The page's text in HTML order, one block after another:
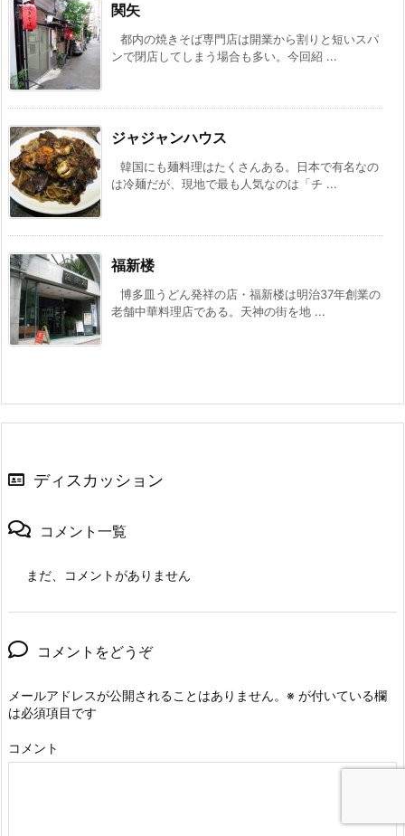
関矢
都内の焼きそば専門店は開業から割りと短いスパ
ンで閉店してしまう場合も多い。今回紹 ...
ジャジャンハウス
韓国にも麺料理はたくさんある。日本で有名なの
は冷麺だが、現地で最も人気なのは「チ ...
福新楼
博多皿うどん発祥の店・福新楼は明治37年創業の
老舗中華料理店である。天神の街を地 ...
ディスカッション
コメント一覧
まだ、コメントがありません
コメントをどうぞ
メールアドレスが公開されることはありません。 ※ が付いている欄
は必須項目です
コメント